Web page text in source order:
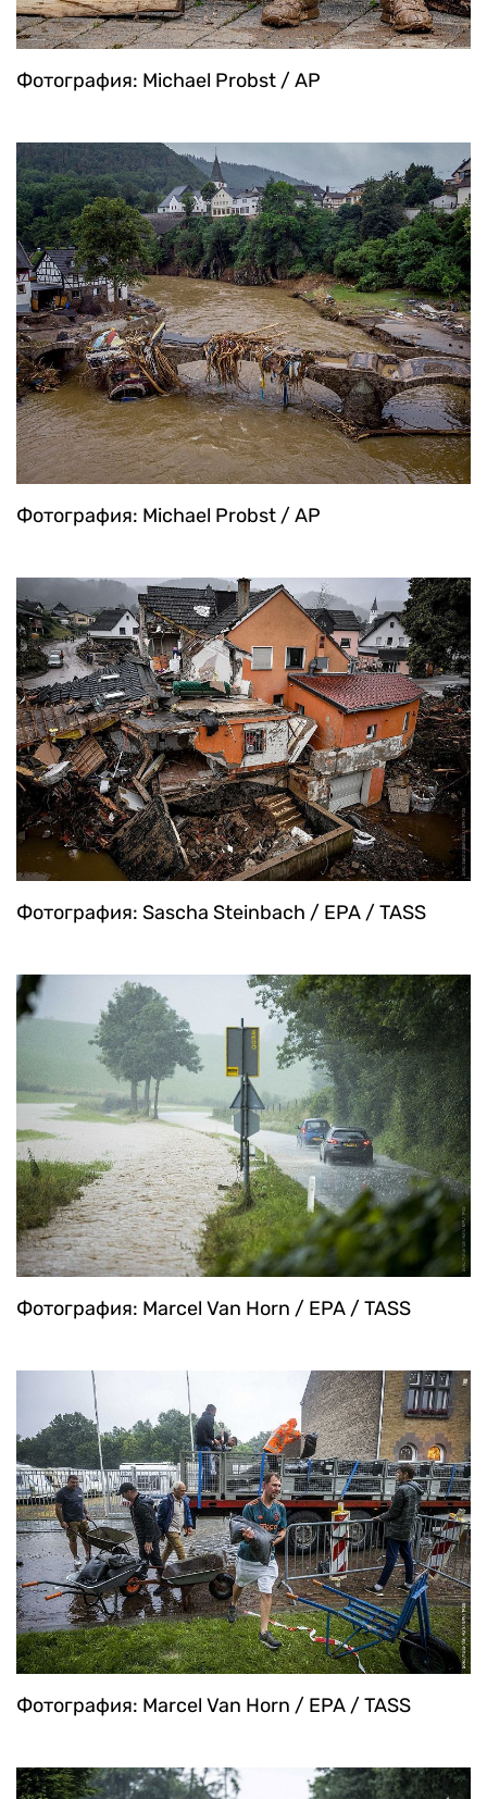
Фотография: Michael Probst / AP
Фотография: Michael Probst / AP
Фотография: Sascha Steinbach / EPA / TASS
Фотография: Marcel Van Horn / EPA / TASS
Фотография: Marcel Van Horn / EPA / TASS